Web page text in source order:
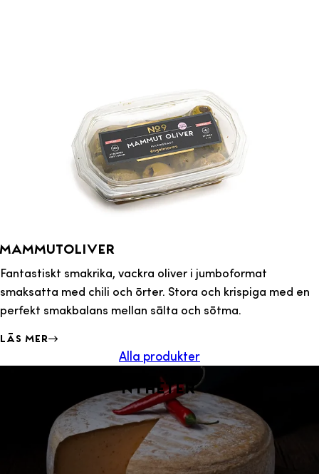
Mammutoliver
Fantastiskt smakrika, vackra oliver i jumboformat
smaksatta med chili och örter. Stora och krispiga med en
perfekt smakbalans mellan sälta och sötma.
Läs mer
Alla produkter
Nyheter